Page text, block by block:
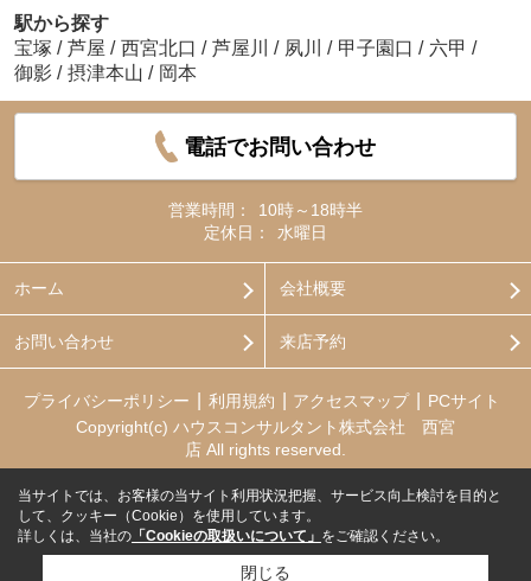
駅から探す
宝塚 / 芦屋 / 西宮北口 / 芦屋川 / 夙川 / 甲子園口 / 六甲 /
御影 / 摂津本山 / 岡本
電話でお問い合わせ
営業時間：
10時～18時半
定休日：
水曜日
ホーム 会社概要
お問い合わせ 来店予約
プライバシーポリシー 利用規約 アクセスマップ
PCサイト
Copyright(c) ハウスコンサルタント株式会社 西宮
店 All rights reserved.
当サイトでは、お客様の当サイト利用状況把握、サービス向上検討を目的と
して、クッキー（Cookie）を使用しています。
詳しくは、当社の 「Cookieの取扱いについて」 をご確認ください。
閉じる